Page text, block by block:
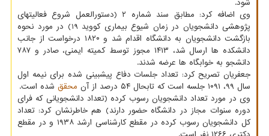
شود.
وی اضافه کرد: مطابق سند شماره ۲ (دستورالعمل شروع فعالیتهای
پژوهشی دانشجویان در زمان شیوع بیماری کووید 19) در مورد نحوه
بازگشت دانشجویان به دانشگاه اقدام شد و ۱۸۲۰ درخواست از جانب
دانشکده ها ارسال شد، ۱۴۱۳ مجوز توسط کمیته ایمنی، صادر و ۷۸۷
دانشجو به خوابگاه ها عرضه شدند.
جعفریان تصریح کرد: تعداد جلسات دفاع پیشبینی شده برای نیمه اول
سال ۹۹، ۱۰۹۱ جلسه است که تابحال ۵۴ درصد از آن
محقق شده است.
وی در مورد تعداد دانشجویان رسوب کرده (تعداد دانشجویانی که فرای
دوره سنوات مجاز در دانشگاه حضور دارند) هم خاطرنشان کرد: تعداد
کل دانشجویان رسوب کرده در مقطع کارشناسی ارشد ۱۹۳۸ و در مقطع